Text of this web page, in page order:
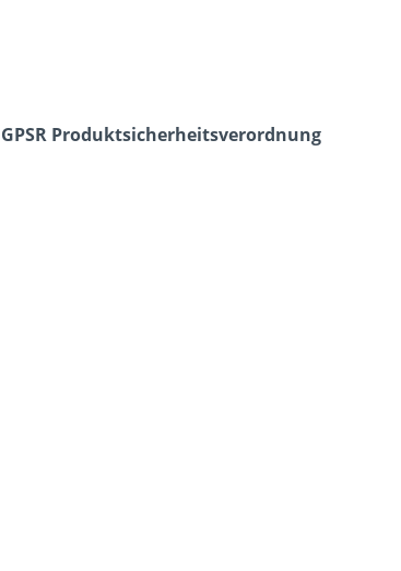
Produktsicherheits­verordnung